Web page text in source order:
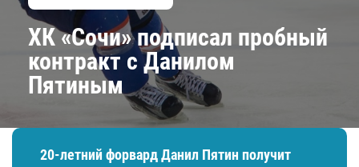
​ХК «Сочи» подписал пробный
контракт с Данилом
Пятиным
20-летний форвард Данил Пятин получит